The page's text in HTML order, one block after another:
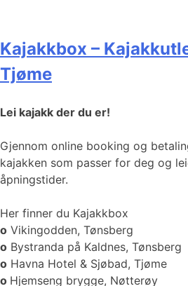
Kajakkbox –
Tjøme
Lei kajakk der du er!
Gjennom online booking og
kajakken som passer for deg og
åpningstider.
Her finner du Kajakkbox
o Vikingodden, Tønsberg
o Bystranda på Kaldnes, Tønsberg
o Havna Hotel & Sjøbad, Tjøme
o Hjemseng brygge, Nøtterøy